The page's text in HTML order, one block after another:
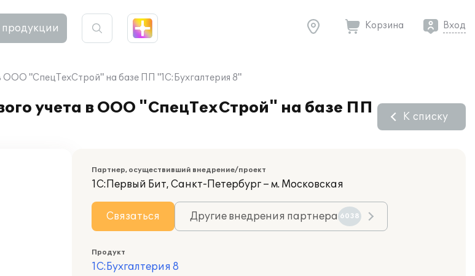
Корзина Вход
ООО "СпецТехСтрой" на базе ПП "1С:Бухгалтерия 8"
учета в ООО "СпецТехСтрой" на базе ПП
К списку
Партнер, осуществивший внедрение/проект
1С:Первый Бит, Санкт-Петербург – м. Московская
Связаться Другие внедрения партнера 6038
Продукт
1С:Бухгалтерия 8